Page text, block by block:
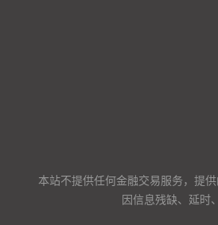
本站不提供任何金融交易服务，提
因信息残缺、延时